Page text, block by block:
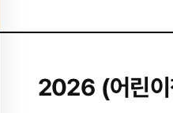
2026 (어린이